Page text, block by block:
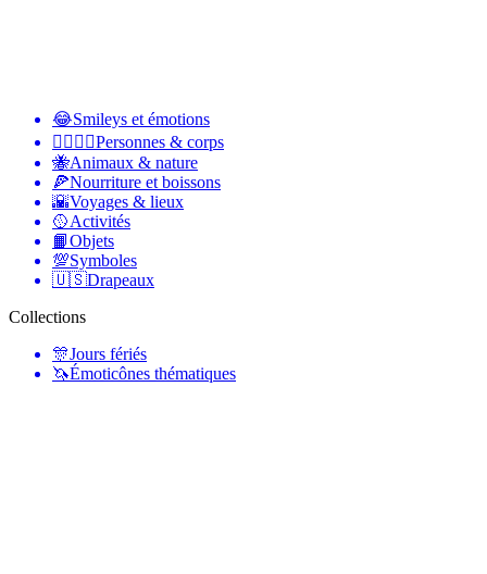
😂Smileys et émotions
👩‍❤️‍💋‍👨Personnes & corps
🐝Animaux & nature
🍕Nourriture et boissons
🌇Voyages & lieux
🥎Activités
📙Objets
💯Symboles
🇺🇸Drapeaux
Collections
🎊Jours fériés
🦄Émoticônes thématiques